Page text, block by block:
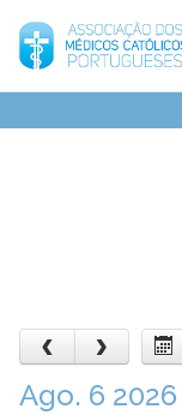
‹ ›
Ago. 6 2026